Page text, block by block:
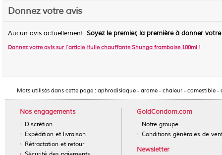
Donnez votre avis
Aucun avis actuellement. Soyez le premier, la première à donner
Donnez votre avis sur l'article Huile chauffante Shunga framboise 100ml !
Mots utilisés dans cette page : aphrodisiaque - arome - chaleur - comestible -
Nos engagements
Discrétion
Expédition et livraison
Rétractation et retour
GoldCondom.com
Notre groupe
Conditions générales de
Newsletter